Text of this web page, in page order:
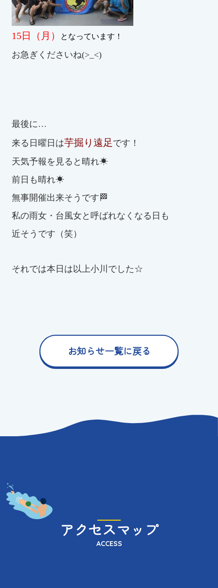
15日（月） となっています！
お急ぎくださいね(>_<)
最後に…
来る日曜日は芋掘り遠足 です！
天気予報を見ると晴れ☀
前日も晴れ☀
無事開催出来そうです🏁
私の雨女・台風女と呼ばれなくなる日も
近そうです（笑）
それでは本日は以上小川でした☆
お知らせ一覧に戻る
アクセスマップ
ACCESS